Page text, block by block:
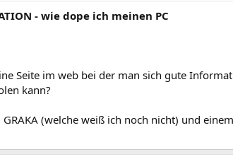
- wie dope ich meinen PC
Seite im web bei der man sich gute
kann?
(welche weiß ich noch nicht) und